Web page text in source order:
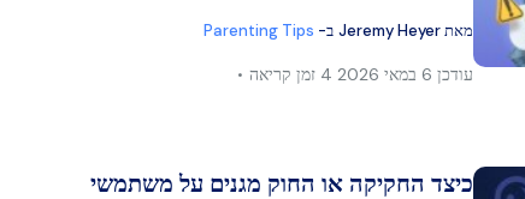
מאתJeremy Heyer ב- Parenting Tips
עודכן 4 זמן קריאה
כיצד החקיקה או החוק מגנים על משתמשי